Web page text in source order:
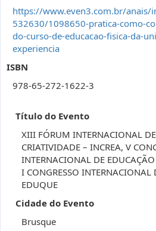
https://www.even3.com.br/anais/
532630/1098650-pratica-como-
do-curso-de-educacao-fisica-da-
experiencia
ISBN
978-65-272-1622-3
Título do Evento
XIII FÓRUM INTERNACIONAL
CRIATIVIDADE – INCREA, V
INTERNACIONAL DE
I CONGRESSO INTERNACIONAL
EDUQUE
Cidade do Evento
Brusque